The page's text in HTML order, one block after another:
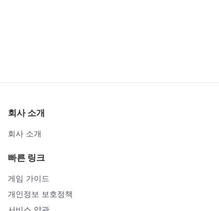
회사 소개
회사 소개
빠른 링크
게임 가이드
개인정보 보호정책